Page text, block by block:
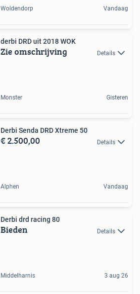
Woldendorp Vandaag
derbi DRD uit 2018 WOK
Zie omschrijving Details
Monster Gisteren
Derbi Senda DRD Xtreme 50
€ 2.500,00 Details
Alphen Vandaag
Derbi drd racing 80
Bieden Details
Middelharnis 3 aug 26